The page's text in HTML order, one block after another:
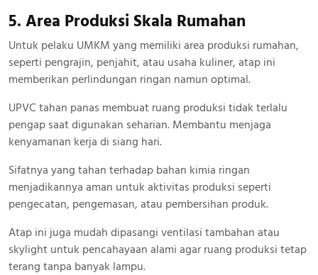
5. Area Produksi Skala Rumahan
Untuk pelaku UMKM yang memiliki area produksi rumahan,
seperti pengrajin, penjahit, atau usaha kuliner, atap ini
memberikan perlindungan ringan namun optimal.
UPVC tahan panas membuat ruang produksi tidak terlalu
pengap saat digunakan seharian. Membantu menjaga
kenyamanan kerja di siang hari.
Sifatnya yang tahan terhadap bahan kimia ringan
menjadikannya aman untuk aktivitas produksi seperti
pengecatan, pengemasan, atau pembersihan produk.
Atap ini juga mudah dipasangi ventilasi tambahan atau
skylight untuk pencahayaan alami agar ruang produksi tetap
terang tanpa banyak lampu.